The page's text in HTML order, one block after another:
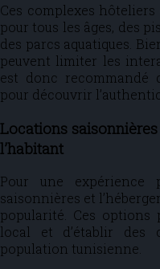
Ces complexes
pour tous les âges, des
des parcs aquatiques.
peuvent limiter les
est donc recommandé
pour découvrir
Locations
l’habitant
Pour une expérience
saisonnières et
popularité. Ces
local et d’établir des
population tunisienne.